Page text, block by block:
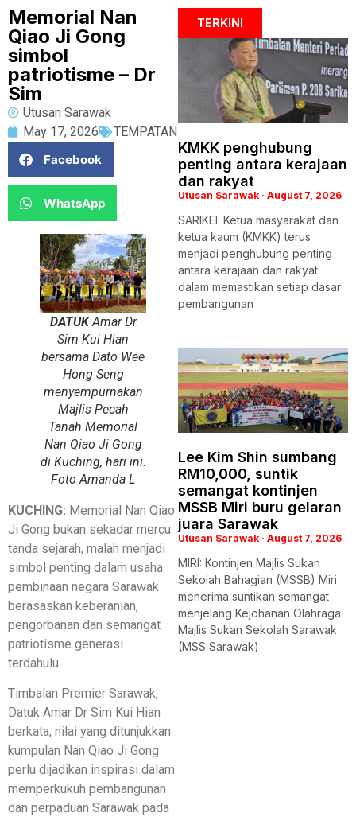
Memorial Nan
Qiao Ji Gong
simbol
patriotisme – Dr
Sim
Utusan Sarawak
May 17, 2026
TEMPATAN
Facebook
WhatsApp
DATUKAmar Dr
Sim Kui Hian
bersama Dato Wee
Hong Seng
menyempurnakan
Majlis Pecah
Tanah Memorial
Nan Qiao Ji Gong
di Kuching, hari ini.
Foto Amanda L
KUCHING: Memorial Nan Qiao
Ji Gong bukan sekadar mercu
tanda sejarah, malah menjadi
simbol penting dalam usaha
pembinaan negara Sarawak
berasaskan keberanian,
pengorbanan dan semangat
patriotisme generasi
terdahulu.
Timbalan Premier Sarawak,
Datuk Amar Dr Sim Kui Hian
berkata, nilai yang ditunjukkan
kumpulan Nan Qiao Ji Gong
perlu dijadikan inspirasi dalam
memperkukuh pembangunan
dan perpaduan Sarawak pada
TERKINI
KMKK penghubung
penting antara kerajaan
dan rakyat
Utusan Sarawak August 7, 2026
SARIKEI: Ketua masyarakat dan
ketua kaum (KMKK) terus
menjadi penghubung penting
antara kerajaan dan rakyat
dalam memastikan setiap dasar
pembangunan
Lee Kim Shin sumbang
RM10,000, suntik
semangat kontinjen
MSSB Miri buru gelaran
juara Sarawak
Utusan Sarawak August 7, 2026
MIRI: Kontinjen Majlis Sukan
Sekolah Bahagian (MSSB) Miri
menerima suntikan semangat
menjelang Kejohanan Olahraga
Majlis Sukan Sekolah Sarawak
(MSS Sarawak)